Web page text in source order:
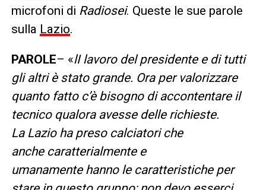
microfoni di Radiosei. Queste le sue parole
sulla Lazio.
PAROLE– «lI lavoro del presidente e di tutti
gli altri è stato grande. Ora per valorizzare
quanto fatto c’è bisogno di accontentare il
tecnico qualora avesse delle richieste.
La Lazio ha preso calciatori che
anche caratterialmente e
umanamente hanno le caratteristiche per